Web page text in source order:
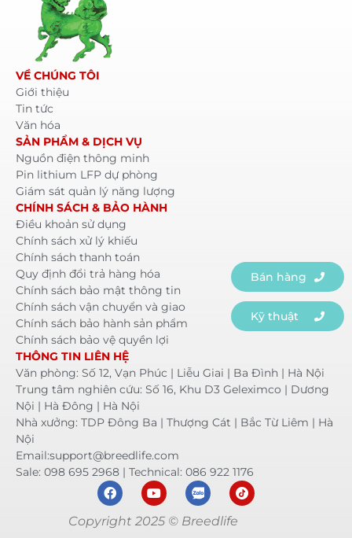
Bán hàng
Kỹ thuật
VỀ CHÚNG TÔI
Giới thiệu
Tin tức
Văn hóa
SẢN PHẨM & DỊCH VỤ
Nguồn điện thông minh
Pin lithium LFP dự phòng
Giám sát quản lý năng lượng
CHÍNH SÁCH & BẢO HÀNH
Điều khoản sử dụng
Chính sách xử lý khiếu
Chính sách thanh toán
Quy định đổi trả hàng hóa
Chính sách bảo mật thông tin
Chính sách vận chuyển và giao
Chính sách bảo hành sản phẩm
Chính sách bảo vệ quyền lợi
THÔNG TIN LIÊN HỆ
Văn phòng: Số 12, Vạn Phúc | Liễu Giai | Ba Đình | Hà Nội
Trung tâm nghiên cứu: Số 16, Khu D3 Geleximco | Dương
Nội | Hà Đông | Hà Nội
Nhà xưởng: TDP Đông Ba | Thượng Cát | Bắc Từ Liêm | Hà
Nội
Email:support@breedlife.com
Sale: 098 695 2968 | Technical: 086 922 1176
Copyright 2025 © Breedlife